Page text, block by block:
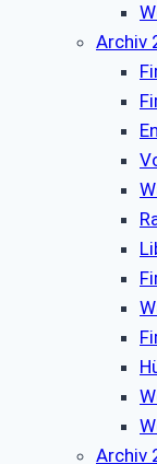
Archiv
Archiv